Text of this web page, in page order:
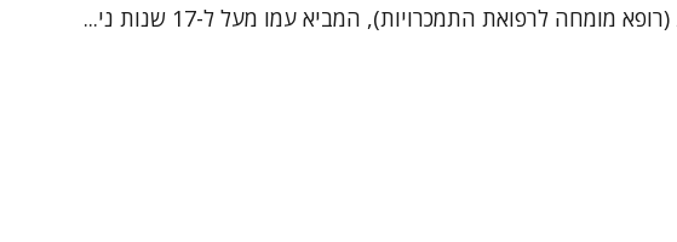
מומחה לרפואת התמכרויות), המביא עמו מעל ל-17 שנות ני...